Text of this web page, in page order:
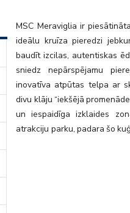
MSC Meraviglia ir
ideālu kruīza pieredzi
baudīt izcilas, autentiskas
sniedz nepārspējamu
inovatīva atpūtas telpa ar
divu klāju “iekšējā
un iespaidīga izklaides
atrakciju parku, padara šo